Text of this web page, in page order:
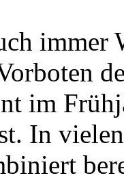
immer
im
In